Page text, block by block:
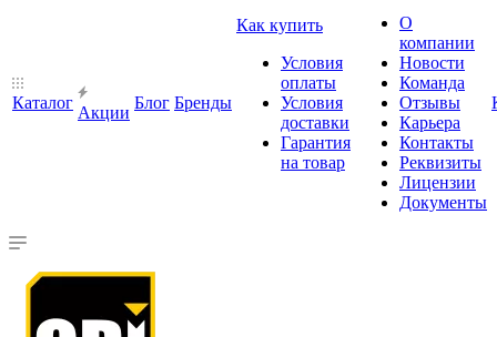
Каталог
Акции
Блог Бренды
Как купить
Условия
оплаты
Условия
доставки
Гарантия
на товар
О
компании
Новости
Команда
Отзывы
Карьера
Контакты
Реквизиты
Лицензии
Документы